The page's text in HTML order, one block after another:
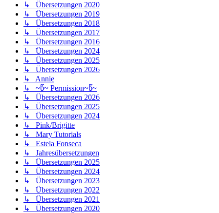
↳ Übersetzungen 2020
↳ Übersetzungen 2019
↳ Übersetzungen 2018
↳ Übersetzungen 2017
↳ Übersetzungen 2016
↳ Übersetzungen 2024
↳ Übersetzungen 2025
↳ Übersetzungen 2026
↳ Annie
↳ ~წ~ Permission~წ~
↳ Übersetzungen 2026
↳ Übersetzungen 2025
↳ Übersetzungen 2024
↳ Pink/Brigitte
↳ Mary Tutorials
↳ Estela Fonseca
↳ Jahresübersetzungen
↳ Übersetzungen 2025
↳ Übersetzungen 2024
↳ Übersetzungen 2023
↳ Übersetzungen 2022
↳ Übersetzungen 2021
↳ Übersetzungen 2020